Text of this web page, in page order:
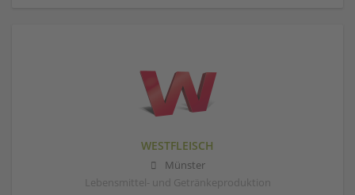
WESTFLEISCH
Münster
Lebensmittel- und Getränkeproduktion